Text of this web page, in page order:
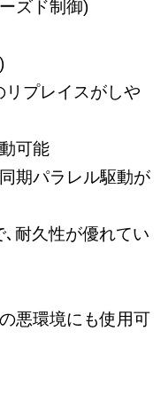
ズド制御)
プレイスがしや
可能
期パラレル駆動が
耐久性が優れてい
悪環境にも使用可